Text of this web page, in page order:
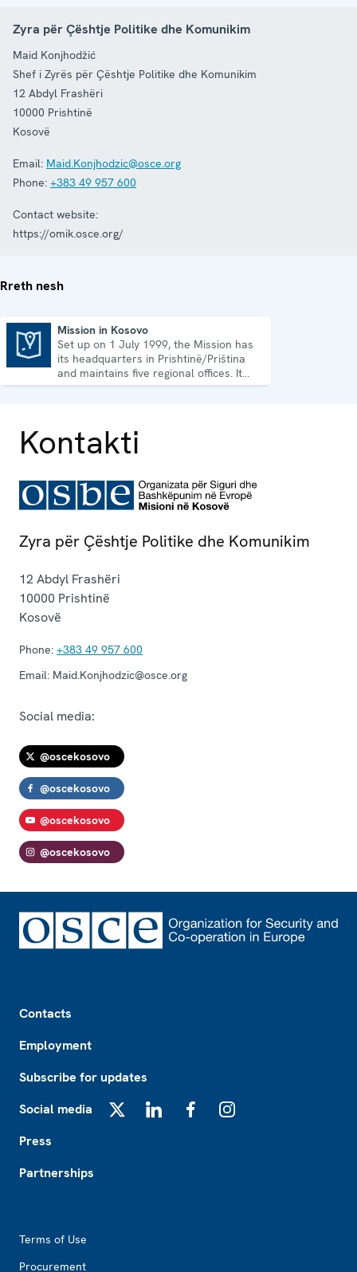
Zyra për Çështje Politike dhe Komunikim
Maid Konjhodžić
Shef i Zyrës për Çështje Politike dhe Komunikim
12 Abdyl Frashëri
10000 Prishtinë
Kosovë
Email: Maid.Konjhodzic@osce.org
Phone: +383 49 957 600
Contact website:
https://omik.osce.org/
Rreth nesh
Mission in Kosovo
Set up on 1 July 1999, the Mission has
its headquarters in Prishtinë/Priština
and maintains five regional offices. It
runs a wide array of activities.
Kontakti
Zyra për Çështje Politike dhe Komunikim
12 Abdyl Frashëri
10000 Prishtinë
Kosovë
Phone: +383 49 957 600
Email: Maid.Konjhodzic@osce.org
Social media:
@oscekosovo
@oscekosovo
@oscekosovo
@oscekosovo
Contacts
Employment
Subscribe for updates
Social media
Press
Partnerships
Terms of Use
Procurement